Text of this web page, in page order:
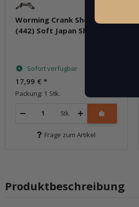
Worming Crank Shot Deep
(442) Soft Japan Shad
Sofort verfügbar
17,99 € *
Packung: 1 Stk.
Stk.
Frage zum Artikel
Produktbeschreibung